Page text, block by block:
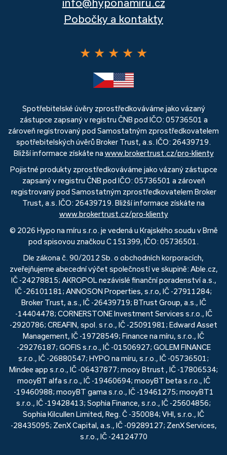
info@hyponamiru.cz
Pobočky a kontakty
★ ★ ★ ★ ★
Spotřebitelské úvěry zprostředkováváme jako vázaný
zástupce zapsaný v registru ČNB pod IČO: 05736501 a
zároveň registrovaný pod Samostatným zprostředkovatelem
spotřebitelských úvěrů Broker Trust, a.s. IČO: 26439719.
Bližší informace získáte na www.brokertrust.cz/pro-klienty
Pojistné produkty zprostředkováváme jako vázaný zástupce
zapsaný v registru ČNB pod IČO: 05736501 a zároveň
registrovaný pod Samostatným zprostředkovatelem Broker
Trust, a.s. IČO: 26439719. Bližší informace získáte na
www.brokertrust.cz/pro-klienty
© 2026 Hypo na míru s.r.o. je vedená u Krajského soudu v Brně
pod spisovou značkou C 151399, IČO: 05736501.
Dle zákona č. 90/2012 Sb. o obchodních korporacích,
zveřejňujeme abecední výčet společností ve skupině: Able.cz,
IČ -24278815; AKROPOL nezávislé finanční poradenství a.s.,
IČ -26101181; ANNOSON Properties, s.r.o, IČ -27911284;
Broker Trust, a.s., IČ -26439719; BTrust Group, a.s., IČ
-14404478; CORNERSTONE Investment Services s.r.o., IČ
-2920786; CREAFIN, spol. s r.o., IČ -25091981; Edward Asset
Management, IČ -19728549; Finance na míru, s.r.o., IČ
-29276187; GOFIS s.r.o., IČ -01506927; GOLEM FINANCE
s.r.o., IČ -26880547; HYPO na míru, s.r.o., IČ -05736501;
Mindee app s.r.o., IČ -06437877; mooy Btrust , IČ -17806534;
mooyBT alfa s.r.o., IČ -19460694; mooyBT beta s.r.o., IČ
-19460988; mooyBT gama s.r.o., IČ -19461275; mooyBT1
s.r.o., IČ -19428413; Sophia Finance, s.r.o., IČ -25604856;
Sophia Kilcullen Limited, Reg. Č -350084; VHI, s.r.o., IČ
-28435095; ZenX Capital, a.s., IČ -09289127; ZenX Services,
s.r.o., IČ -24124770